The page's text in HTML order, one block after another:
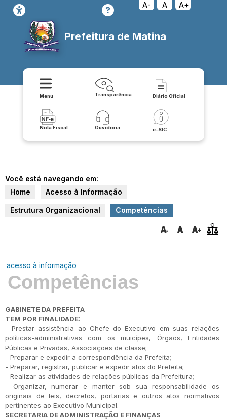
A- A A+
Prefeitura de Matina
Menu Transparência Diário Oficial
Nota Fiscal Ouvidoria e-SIC
Você está navegando em:
Home
Acesso à Informação
Estrutura Organizacional Competências
acesso à informação
Competências
GABINETE DA PREFEITA
TEM POR FINALIDADE:
- Prestar assistência ao Chefe do Executivo em suas relações
políticas-administrativas com os muicípes, Órgãos, Entidades
Públicas e Privadas, Associações de classe;
- Preparar e expedir a correspondência da Prefeita;
- Preparar, registrar, publicar e expedir atos do Prefeita;
- Realizar as atividades de relações públicas da Prefeitura;
- Organizar, numerar e manter sob sua responsabilidade os
originais de leis, decretos, portarias e outros atos normativos
pertinentes ao Executivo Municipal.
SECRETARIA DE ADMINISTRAÇÃO E FINANÇAS